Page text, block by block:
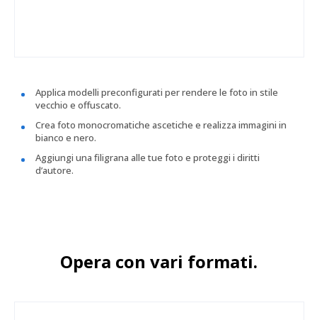
Applica modelli preconfigurati per rendere le foto in stile
vecchio e offuscato.
Crea foto monocromatiche ascetiche e realizza immagini in
bianco e nero.
Aggiungi una filigrana alle tue foto e proteggi i diritti
d’autore.
Opera con vari formati.